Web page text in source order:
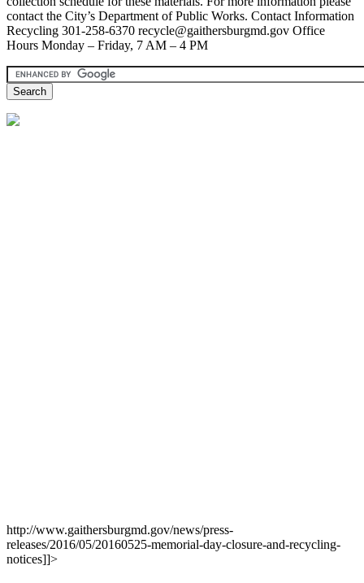
contact the City’s Department of Public Works. Contact Information
Recycling 301-258-6370 recycle@gaithersburgmd.gov Office
Hours Monday – Friday, 7 AM – 4 PM
http://www.gaithersburgmd.gov/news/press-
releases/2016/05/20160525-memorial-day-closure-and-recycling-
notices]]>